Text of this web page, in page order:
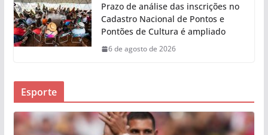
Prazo de análise das inscrições no
Cadastro Nacional de Pontos e
Pontões de Cultura é ampliado
6 de agosto de 2026
Esporte